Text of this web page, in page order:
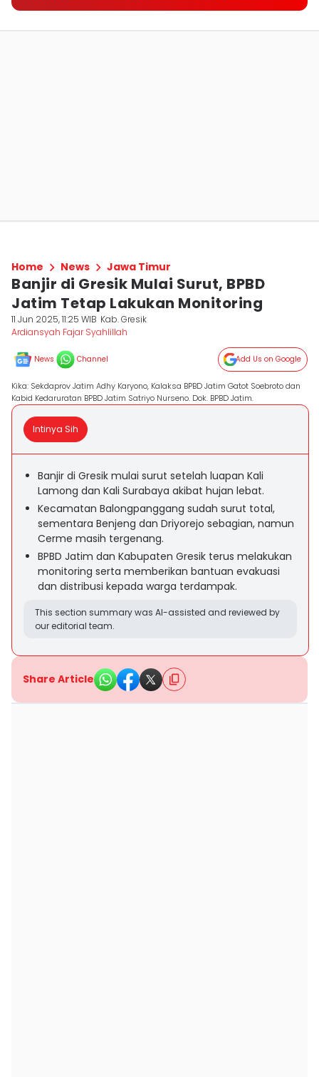
Home News Jawa Timur
Banjir di Gresik Mulai Surut, BPBD
Jatim Tetap Lakukan Monitoring
11 Jun 2025, 11:25 WIB Kab. Gresik
Ardiansyah Fajar Syahlillah
News Channel Add Us on Google
Kika: Sekdaprov Jatim Adhy Karyono, Kalaksa BPBD Jatim Gatot Soebroto dan
Kabid Kedaruratan BPBD Jatim Satriyo Nurseno. Dok. BPBD Jatim.
Intinya Sih
Banjir di Gresik mulai surut setelah luapan Kali
Lamong dan Kali Surabaya akibat hujan lebat.
Kecamatan Balongpanggang sudah surut total,
sementara Benjeng dan Driyorejo sebagian, namun
Cerme masih tergenang.
BPBD Jatim dan Kabupaten Gresik terus melakukan
monitoring serta memberikan bantuan evakuasi
dan distribusi kepada warga terdampak.
This section summary was AI-assisted and reviewed by
our editorial team.
Share Article